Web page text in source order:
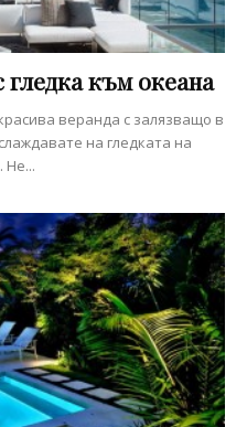
гледка към океана
веранда с залязващо в
на гледката на
Не...